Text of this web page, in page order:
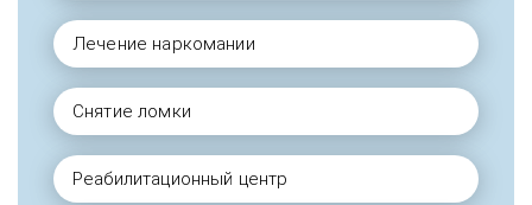
Лечение наркомании
Снятие ломки
Реабилитационный центр